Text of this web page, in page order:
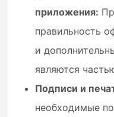
приложения:
правильность
и
являются
Подписи и
необходимые